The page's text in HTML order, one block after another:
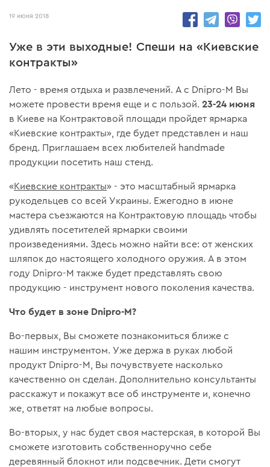
19 июня 2018
Уже в эти выходные! Спеши на «Киевские
контракты»
Лето - время отдыха и развлечений. А с Dnipro-M Вы
можете провести время еще и с пользой.23-24 июня
в Киеве на Контрактовой площади пройдет ярмарка
«Киевские контракты», где будет представлен и наш
бренд. Приглашаем всех любителей handmade
продукции посетить наш стенд.
«Киевские контракты» - это масштабный ярмарка
рукодельцев со всей Украины. Ежегодно в июне
мастера съезжаются на Контрактовую площадь чтобы
удивлять посетителей ярмарки своими
произведениями. Здесь можно найти все: от женских
шляпок до настоящего холодного оружия. А в этом
году Dnipro-M также будет представлять свою
продукцию - инструмент нового поколения качества.
Что будет в зоне Dnipro-M?
Во-первых, Вы сможете познакомиться ближе с
нашим инструментом. Уже держа в руках любой
продукт Dnipro-M, Вы почувствуете насколько
качественно он сделан. Дополнительно консультанты
расскажут и покажут все об инструменте и, конечно
же, ответят на любые вопросы.
Во-вторых, у нас будет своя мастерская, в которой Вы
сможете изготовить собственноручно себе
деревянный блокнот или подсвечник. Дети смогут